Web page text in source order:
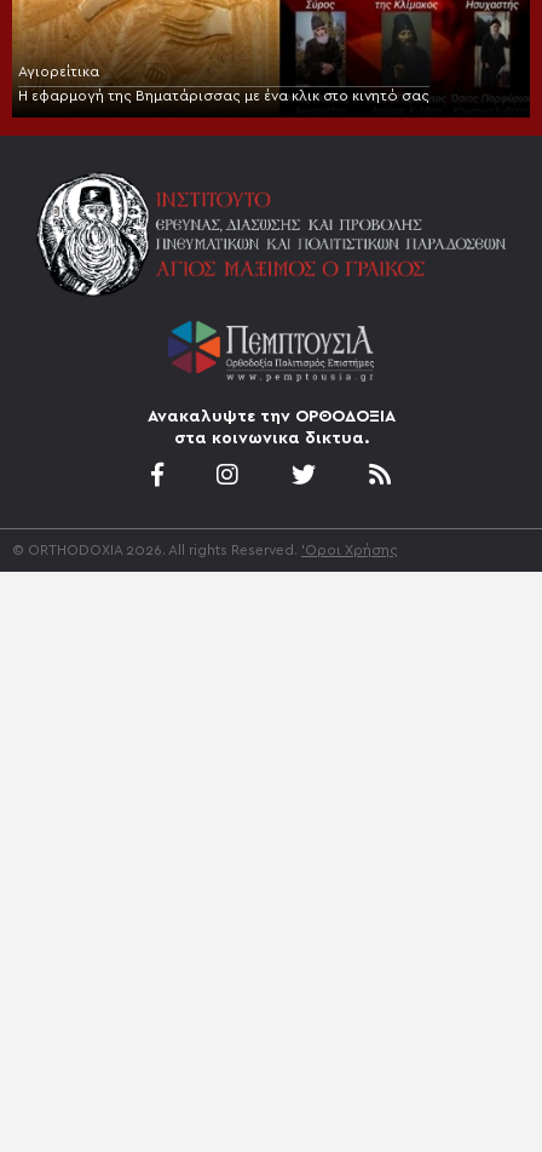
Αγιορείτικα
Η εφαρμογή της Βηματάρισσας με ένα κλικ στο κινητό σας
Ανακαλυψτε την ΟΡΘΟΔΟΞΙΑ
στα κοινωνικα δικτυα.
© ORTHODOXIA 2026. All rights Reserved. 'Οροι Χρήσης